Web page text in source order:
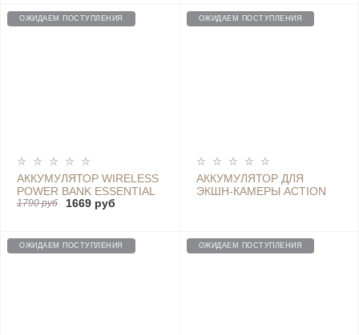
ОЖИДАЕМ ПОСТУПЛЕНИЯ
АККУМУЛЯТОР WIRELESS
POWER BANK ESSENTIAL
YOUTH EDITION, 10000
1790 руб 1669 руб
ОЖИДАЕМ ПОСТУПЛЕНИЯ
АККУМУЛЯТОР ДЛЯ
ЭКШН-КАМЕРЫ ACTION
ОЖИДАЕМ ПОСТУПЛЕНИЯ ОЖИДАЕМ ПОСТУПЛЕНИЯ